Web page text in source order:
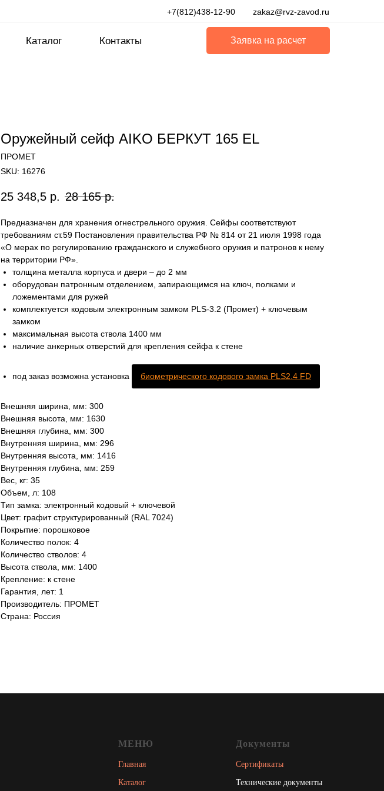
Каталог Контакты
+7(812)438-12-90 zakaz@rvz-zavod.ru
Заявка на расчет
Оружейный сейф AIKO БЕРКУТ 165 EL
ПРОМЕТ
SKU: 16276
25 348,5 р. 28 165 р.
Предназначен для хранения огнестрельного оружия. Сейфы соответствуют
требованиям ст.59 Постановления правительства РФ № 814 от 21 июля 1998 года
«О мерах по регулированию гражданского и служебного оружия и патронов к нему
на территории РФ».
толщина металла корпуса и двери – до 2 мм
оборудован патронным отделением, запирающимся на ключ, полками и
ложементами для ружей
комплектуется кодовым электронным замком PLS-3.2 (Промет) + ключевым
замком
максимальная высота ствола 1400 мм
наличие анкерных отверстий для крепления сейфа к стене
под заказ возможна установка биометрического кодового замка PLS2.4 FD
Внешняя ширина, мм: 300
Внешняя высота, мм: 1630
Внешняя глубина, мм: 300
Внутренняя ширина, мм: 296
Внутренняя высота, мм: 1416
Внутренняя глубина, мм: 259
Вес, кг: 35
Объем, л: 108
Тип замка: электронный кодовый + ключевой
Цвет: графит структурированный (RAL 7024)
Покрытие: порошковое
Количество полок: 4
Количество стволов: 4
Высота ствола, мм: 1400
Крепление: к стене
Гарантия, лет: 1
Производитель: ПРОМЕТ
Страна: Россия
МЕНЮ
Главная
Каталог
Документы
Сертификаты
Технические документы